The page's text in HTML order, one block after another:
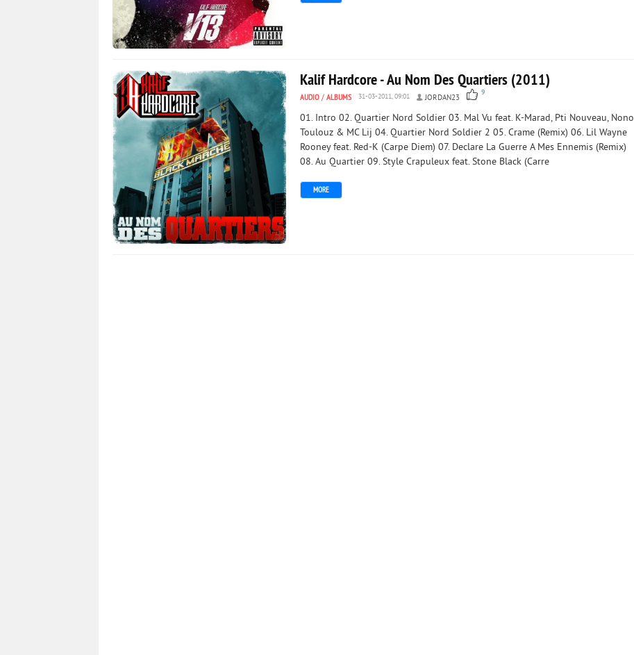
Kalif Hardcore - Au Nom Des Quartiers (2011)
AUDIO / ALBUMS 31-03-2011, 09:01 JORDAN23
9
01. Intro 02. Quartier Nord Soldier 03. Mal Vu feat. K-Marad, Pti Nouveau, Nono
Toulouz & MC Lij 04. Quartier Nord Soldier 2 05. Crame (Remix) 06. Lil Wayne
Rooney feat. Red-K (Carpe Diem) 07. Declare La Guerre А Mes Ennemis (Remix)
08. Au Quartier 09. Style Crapuleux feat. Stone Black (Carre
MORE